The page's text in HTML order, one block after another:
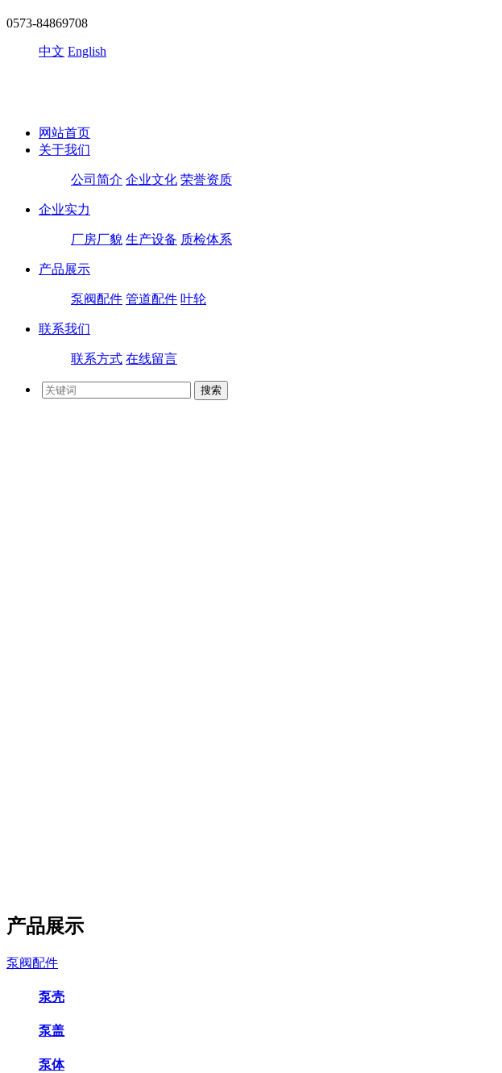
0573-84869708
中文 English
网站首页
关于我们
公司简介 企业文化 荣誉资质
企业实力
厂房厂貌 生产设备 质检体系
产品展示
泵阀配件 管道配件 叶轮
联系我们
联系方式 在线留言
产品展示
泵阀配件
泵壳
泵盖
泵体